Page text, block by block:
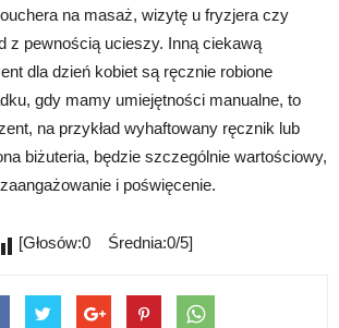
na masaż, wizytę u fryzjera czy
z pewnością ucieszy. Inną ciekawą
dla dzień kobiet są ręcznie robione
gdy mamy umiejętności manualne, to
na przykład wyhaftowany ręcznik lub
biżuteria, będzie szczególnie wartościowy,
i poświęcenie.
[Głosów:0 Średnia:0/5]